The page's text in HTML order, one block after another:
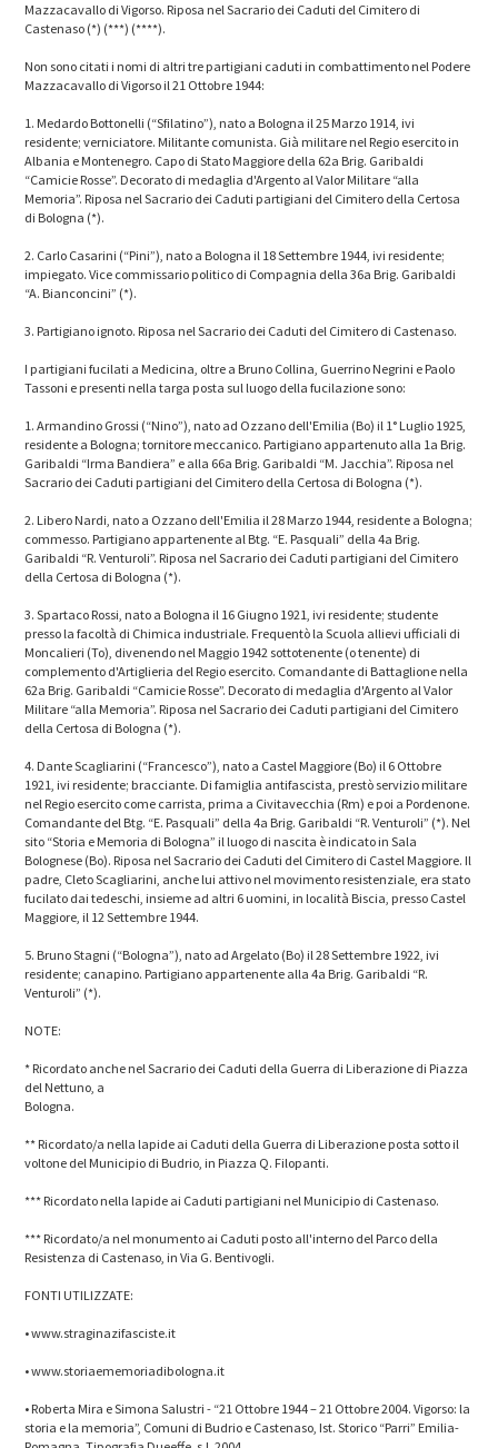
Mazzacavallo di Vigorso. Riposa nel Sacrario dei Caduti del Cimitero di
Castenaso (*) (***) (****).
Non sono citati i nomi di altri tre partigiani caduti in combattimento nel Podere
Mazzacavallo di Vigorso il 21 Ottobre 1944:
1. Medardo Bottonelli (“Sfilatino”), nato a Bologna il 25 Marzo 1914, ivi
residente; verniciatore. Militante comunista. Già militare nel Regio esercito in
Albania e Montenegro. Capo di Stato Maggiore della 62a Brig. Garibaldi
“Camicie Rosse”. Decorato di medaglia d'Argento al Valor Militare “alla
Memoria”. Riposa nel Sacrario dei Caduti partigiani del Cimitero della Certosa
di Bologna (*).
2. Carlo Casarini (“Pini”), nato a Bologna il 18 Settembre 1944, ivi residente;
impiegato. Vice commissario politico di Compagnia della 36a Brig. Garibaldi
“A. Bianconcini” (*).
3. Partigiano ignoto. Riposa nel Sacrario dei Caduti del Cimitero di Castenaso.
I partigiani fucilati a Medicina, oltre a Bruno Collina, Guerrino Negrini e Paolo
Tassoni e presenti nella targa posta sul luogo della fucilazione sono:
1. Armandino Grossi (“Nino”), nato ad Ozzano dell'Emilia (Bo) il 1° Luglio 1925,
residente a Bologna; tornitore meccanico. Partigiano appartenuto alla 1a Brig.
Garibaldi “Irma Bandiera” e alla 66a Brig. Garibaldi “M. Jacchia”. Riposa nel
Sacrario dei Caduti partigiani del Cimitero della Certosa di Bologna (*).
2. Libero Nardi, nato a Ozzano dell'Emilia il 28 Marzo 1944, residente a Bologna;
commesso. Partigiano appartenente al Btg. “E. Pasquali” della 4a Brig.
Garibaldi “R. Venturoli”. Riposa nel Sacrario dei Caduti partigiani del Cimitero
della Certosa di Bologna (*).
3. Spartaco Rossi, nato a Bologna il 16 Giugno 1921, ivi residente; studente
presso la facoltà di Chimica industriale. Frequentò la Scuola allievi ufficiali di
Moncalieri (To), divenendo nel Maggio 1942 sottotenente (o tenente) di
complemento d'Artiglieria del Regio esercito. Comandante di Battaglione nella
62a Brig. Garibaldi “Camicie Rosse”. Decorato di medaglia d'Argento al Valor
Militare “alla Memoria”. Riposa nel Sacrario dei Caduti partigiani del Cimitero
della Certosa di Bologna (*).
4. Dante Scagliarini (“Francesco”), nato a Castel Maggiore (Bo) il 6 Ottobre
1921, ivi residente; bracciante. Di famiglia antifascista, prestò servizio militare
nel Regio esercito come carrista, prima a Civitavecchia (Rm) e poi a Pordenone.
Comandante del Btg. “E. Pasquali” della 4a Brig. Garibaldi “R. Venturoli” (*). Nel
sito “Storia e Memoria di Bologna” il luogo di nascita è indicato in Sala
Bolognese (Bo). Riposa nel Sacrario dei Caduti del Cimitero di Castel Maggiore. Il
padre, Cleto Scagliarini, anche lui attivo nel movimento resistenziale, era stato
fucilato dai tedeschi, insieme ad altri 6 uomini, in località Biscia, presso Castel
Maggiore, il 12 Settembre 1944.
5. Bruno Stagni (“Bologna”), nato ad Argelato (Bo) il 28 Settembre 1922, ivi
residente; canapino. Partigiano appartenente alla 4a Brig. Garibaldi “R.
Venturoli” (*).
NOTE:
* Ricordato anche nel Sacrario dei Caduti della Guerra di Liberazione di Piazza
del Nettuno, a
Bologna.
** Ricordato/a nella lapide ai Caduti della Guerra di Liberazione posta sotto il
voltone del Municipio di Budrio, in Piazza Q. Filopanti.
*** Ricordato nella lapide ai Caduti partigiani nel Municipio di Castenaso.
*** Ricordato/a nel monumento ai Caduti posto all'interno del Parco della
Resistenza di Castenaso, in Via G. Bentivogli.
FONTI UTILIZZATE:
• www.straginazifasciste.it
• www.storiaememoriadibologna.it
• Roberta Mira e Simona Salustri - “21 Ottobre 1944 – 21 Ottobre 2004. Vigorso: la
storia e la memoria”, Comuni di Budrio e Castenaso, Ist. Storico “Parri” Emilia-